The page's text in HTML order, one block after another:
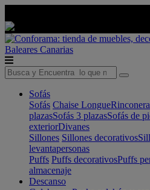
Baleares Canarias
Sofás
Sofás Chaise Longue
plazasSofás 3 plazasSofás de
exteriorDivanes
Sillones Sillones decorativos
levantapersonas
Puffs Puffs decorativosPuffs
almacenaje
Descanso